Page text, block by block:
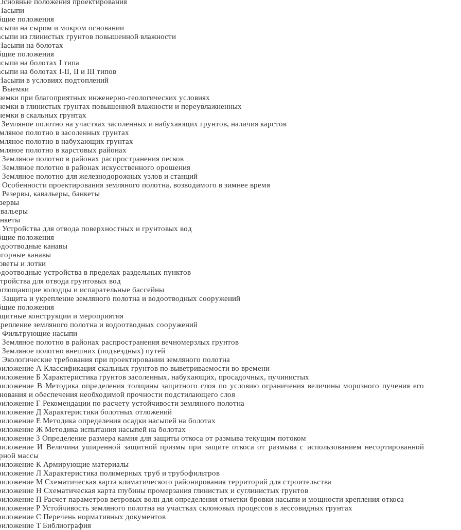
положения
на сыром и мокром основании
из глинистых грунтов повышенной влажности
на болотах
положения
на болотах I типа
на болотах I-II, II и III типов
в условиях подтоплений
Выемки
при благоприятных инженерно-геологических условиях
в глинистых грунтах повышенной влажности и переувлажненных
в скальных грунтах
Земляное полотно на участках засоленных и набухающих грунтов, наличия карстов
полотно в засоленных грунтах
полотно в набухающих грунтах
полотно в карстовых районах
Земляное полотно в районах распространения песков
Земляное полотно в районах искусственного орошения
Земляное полотно для железнодорожных узлов и станций
Особенности проектирования земляного полотна, возводимого в зимнее время
Резервы, кавальеры, банкеты
Устройства для отвода поверхностных и грунтовых вод
положения
канавы
канавы
и лотки
устройства в пределах раздельных пунктов
для отвода грунтовых вод
колодцы и испарательные бассейны
Защита и укрепление земляного полотна и водоотводных сооружений
положения
конструкции и мероприятия
земляного полотна и водоотводных сооружений
Фильтрующие насыпи
Земляное полотно в районах распространения вечномерзлых грунтов
Земляное полотно внешних (подъездных) путей
Экологические требования при проектировании земляного полотна
А Классификация скальных грунтов по выветриваемости во времени
Б Характеристика грунтов засоленных, набухающих, просадочных, пучинистых
В Методика определения толщины защитного слоя по условию ограничения величины морозного пучения его
и обеспечения необходимой прочности подстилающего слоя
Г Рекомендации по расчету устойчивости земляного полотна
Д Характеристики болотных отложений
Е Методика определения осадки насыпей на болотах
Ж Методика испытания насыпей на болотах
З Определение размера камня для защиты откоса от размыва текущим потоком
И Величина уширенной защитной призмы при защите откоса от размыва с использованием несортированной
массы
К Армирующие материалы
Л Характеристика полимерных труб и трубофильтров
М Схематическая карта климатического районирования территорий для строительства
Н Схематическая карта глубины промерзания глинистых и суглинистых грунтов
П Расчет параметров ветровых волн для определения отметки бровки насыпи и мощности крепления откоса
Р Устойчивость земляного полотна на участках склоновых процессов в лессовидных грунтах
С Перечень нормативных документов
Т Библиография